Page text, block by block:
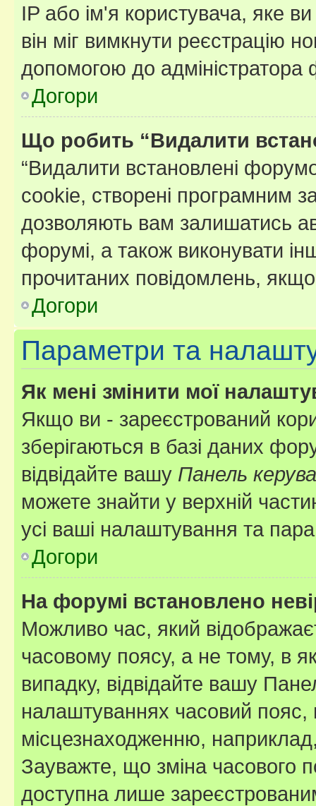
IP або ім'я користувача, яке
він міг вимкнути реєстрацію
допомогою до адміністратора
Догори
Що робить “Видалити
“Видалити встановлені
cookie, створені програмним
дозволяють вам залишатись
форумі, а також виконувати
прочитаних повідомлень,
Догори
Параметри та
Як мені змінити мої
Якщо ви - зареєстрований
зберігаються в базі даних
відвідайте вашу Панель
можете знайти у верхній
усі ваші налаштування та
Догори
На форумі встановлено
Можливо час, який
часовому поясу, а не тому, в
випадку, відвідайте вашу
налаштуваннях часовий пояс,
місцезнаходженню,
Зауважте, що зміна часового
доступна лише